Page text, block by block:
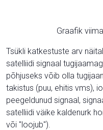
Graafik
Tsükli katkestuste arv
satelliidi signaal
põhjuseks võib olla
takistus (puu, ehitis vms),
peegeldunud signaal,
satelliidi väike kaldenurk
või "loojub").